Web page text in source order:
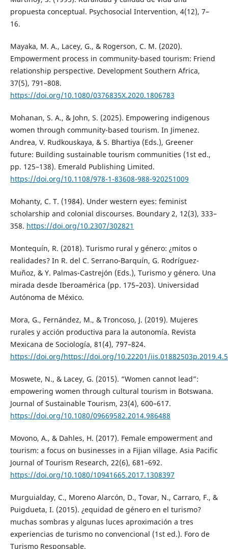
propuesta conceptual. Psychosocial Intervention, 4(12), 7–
16.
Mayaka, M. A., Lacey, G., & Rogerson, C. M. (2020).
Empowerment process in community-based tourism: Friend
relationship perspective. Development Southern Africa,
37(5), 791–808.
https://doi.org/10.1080/0376835X.2020.1806783
Mohanan, S. A., & John, S. (2025). Empowering indigenous
women through community-based tourism. In Jimenez.
Andrea, V. Rudkouskaya, & S. Bhartiya (Eds.), Greener
future: Building sustainable tourism communities (1st ed.,
pp. 125–138). Emerald Publishing Limited.
https://doi.org/10.1108/978-1-83608-988-920251009
Mohanty, C. T. (1984). Under western eyes: feminist
scholarship and colonial discourses. Boundary 2, 12(3), 333–
358. https://doi.org/10.2307/302821
Montequín, R. (2018). Turismo rural y género: ¿mitos o
realidades? In R. del C. Serrano-Barquín, G. Rodríguez-
Muñoz, & Y. Palmas-Castrejón (Eds.), Turismo y género. Una
mirada desde Iberoamérica (pp. 175–203). Universidad
Autónoma de México.
Mora, G., Fernández, M., & Troncoso, J. (2019). Mujeres
rurales y acción productiva para la autonomía. Revista
Mexicana de Sociología, 81(4), 797–824.
https://doi.org/https://doi.org/10.22201/
Moswete, N., & Lacey, G. (2015). “Women cannot lead”:
empowering women through cultural tourism in Botswana.
Journal of Sustainable Tourism, 23(4), 600–617.
https://doi.org/10.1080/09669582.2014.986488
Movono, A., & Dahles, H. (2017). Female empowerment and
tourism: a focus on businesses in a Fijian village. Asia Pacific
Journal of Tourism Research, 22(6), 681–692.
https://doi.org/10.1080/10941665.2017.1308397
Murguialday, C., Moreno Alarcón, D., Tovar, N., Carraro, F., &
Puigdueta, I. (2015). ¿equidad de género en el turismo?
muchas sombras y algunas luces aproximación a tres
experiencias de turismo no convencional (1st ed.). Foro de
Turismo Responsable.